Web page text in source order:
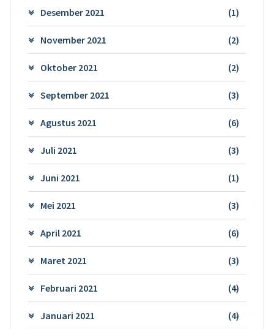
Desember 2021 (1)
November 2021 (2)
Oktober 2021 (2)
September 2021 (3)
Agustus 2021 (6)
Juli 2021 (3)
Juni 2021 (1)
Mei 2021 (3)
April 2021 (6)
Maret 2021 (3)
Februari 2021 (4)
Januari 2021 (4)